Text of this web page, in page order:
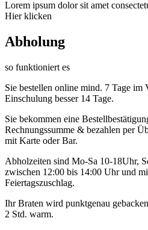
Lorem ipsum dolor sit amet
Hier klicken
Abholung
so funktioniert es
Sie bestellen online mind. 7 Tage im
Einschulung besser 14 Tage.
Sie bekommen eine
Rechnungssumme & bezahlen per
mit Karte oder Bar.
Abholzeiten sind Mo-Sa 10-18Uhr,
zwischen 12:00 bis 14:00 Uhr und
Feiertagszuschlag.
Ihr Braten wird punktgenau
2 Std. warm.